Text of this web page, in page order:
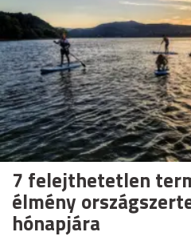
7 felejthetetlen
élmény
hónapjára